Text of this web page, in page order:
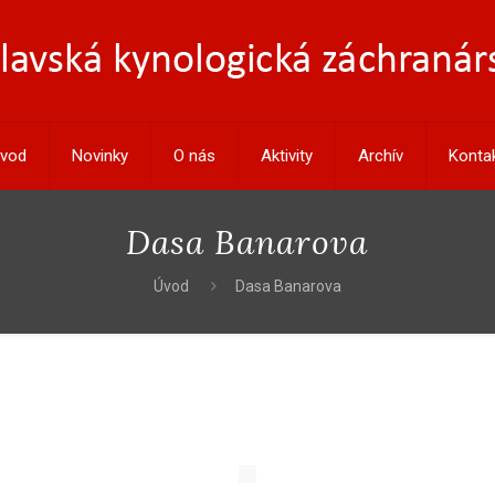
Novinky O nás Aktivity Archív
Dasa Banarova
Úvod Dasa Banarova